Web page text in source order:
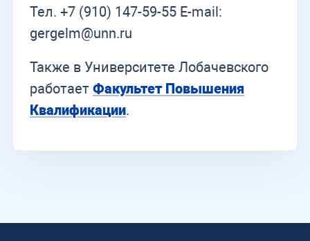
Тел. +7 (910) 147-59-55 E-mail:
gergelm@unn.ru
Также в Университете Лобачевского
работает Факультет Повышения
Квалификации.